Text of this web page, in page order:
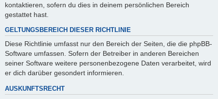
kontaktieren, sofern du dies in deinem persönlichen Bereich
gestattet hast.
GELTUNGSBEREICH DIESER RICHTLINIE
Diese Richtlinie umfasst nur den Bereich der Seiten, die die phpBB-
Software umfassen. Sofern der Betreiber in anderen Bereichen
seiner Software weitere personenbezogene Daten verarbeitet, wird
er dich darüber gesondert informieren.
AUSKUNFTSRECHT